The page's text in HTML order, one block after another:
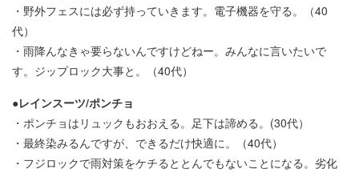
・野外フェスには必ず持っていきます。電子機器を守る。（40
代）
・雨降んなきゃ要らないんですけどねー。みんなに言いたいで
す。ジップロック大事と。（40代）
●レインスーツ/ポンチョ
・ポンチョはリュックもおおえる。足下は諦める。(30代）
・最終染みるんですが、できるだけ快適に。（40代）
・フジロックで雨対策をケチるととんでもないことになる。劣化